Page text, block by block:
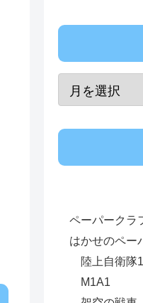
ペーパークラ
はかせのペー
陸上自衛隊
M1A1